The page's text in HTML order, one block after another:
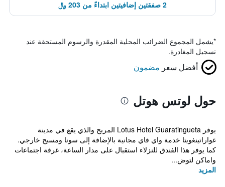
2 صفقتين إضافيتين ابتداءً من 203 ﷼
*يشمل المجموع الضرائب المحلية المقدرة والرسوم المستحقة عند
تسجيل المغادرة.
أفضل سعر مضمون
حول لوتس هوتل
يوفر Lotus Hotel Guaratingueta المريح والذي يقع في مدينة
غواراتينغويتا خدمة واي فاي مجانية بالإضافة إلى سونا ومسبح خارجي.
كما يوفر هذا الفندق للنزلاء استقبال على مدار الساعة، غرفة اجتماعات
واماكن لتوض...
المزيد